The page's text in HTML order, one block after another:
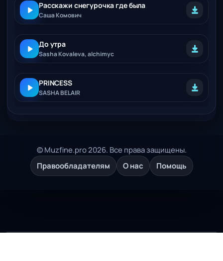
Расскажи снегурочка где была
Саша Комович
До утра
Sasha Kovaleva, alchimyc
PRINCESS
SASHA BELAIR
© Muzfine.pro 2026. Все права защищены.
Правообладателям
О нас Помощь